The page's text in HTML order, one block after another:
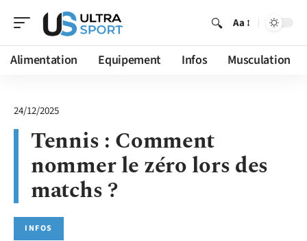
Aa
Alimentation Equipement Infos Musculation
24/12/2025
Tennis : Comment
nommer le zéro lors des
matchs ?
INFOS